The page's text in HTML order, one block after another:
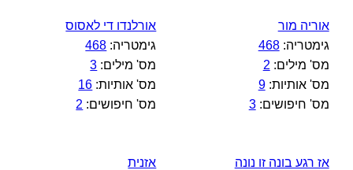
אוריה מור
גימטריה:468
מס' מילים: 2
מס' אותיות:9
מס' חיפושים:3
אורלנדו די לאסוס
גימטריה: 468
מס' מילים: 3
מס' אותיות: 16
מס' חיפושים: 2
אז רגע בונה זו נונה
אזנית